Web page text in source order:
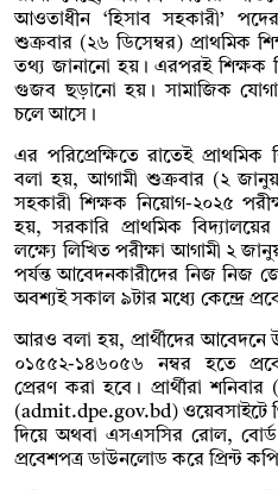
আওতাধীন ‘হিসাব সহকারী’
শুক্রবার (২৬ ডিসেম্বর) প্রাথমিক
তথ্য জানানো হয়। এরপরই শিক্ষক
গুজব ছড়ানো হয়। সামাজিক
চলে আসে।
এর পরিপ্রেক্ষিতে রাতেই প্রাথমিক
বলা হয়, আগামী শুক্রবার (২
সহকারী শিক্ষক নিয়োগ-২০২৫
হয়, সরকারি প্রাথমিক
লক্ষ্যে লিখিত পরীক্ষা আগামী ২
পর্যন্ত আবেদনকারীদের নিজ নিজ
অবশ্যই সকাল ৯টার মধ্যে কেন্দ্রে
আরও বলা হয়, প্রার্থীদের আবেদনে
০১৫৫২-১৪৬০৫৬ নম্বর হতে
প্রেরণ করা হবে। প্রার্থীরা
(admit.dpe.gov.bd) ওয়েবসাইটে
দিয়ে অথবা এসএসসির রোল,
প্রবেশপত্র ডাউনলোড করে প্রিন্ট